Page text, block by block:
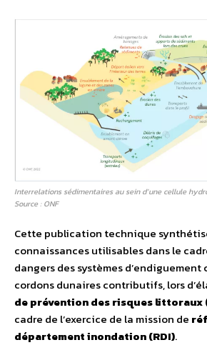
Interrelations sédimentaires au sein d’une cellule
Source : ONF
Cette publication technique
connaissances utilisables dans le
dangers des systèmes
cordons dunaires contributifs, lors
de prévention des risques littoraux
cadre de l’exercice de la mission de
département inondation (RDI).